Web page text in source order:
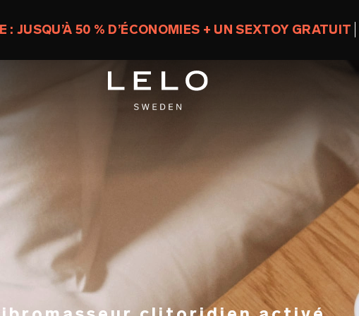
: JUSQU’À 50 % D’ÉCONOMIES + UN SEXTOY GRATUIT